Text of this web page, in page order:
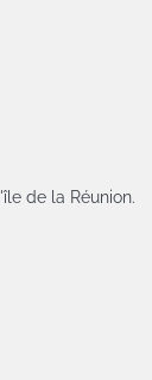
de la Réunion.